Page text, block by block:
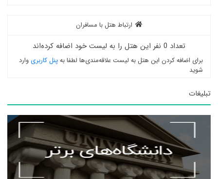
ارتباط هتل با مسافران
تعداد 0 نفر این هتل را به لیست خود اضافه کرده‌اند
برای اضافه کردن این هتل به لیست علاقه‌مندی‌ها لطفا بهپنل کاربری وارد
شوید
تبلیغات